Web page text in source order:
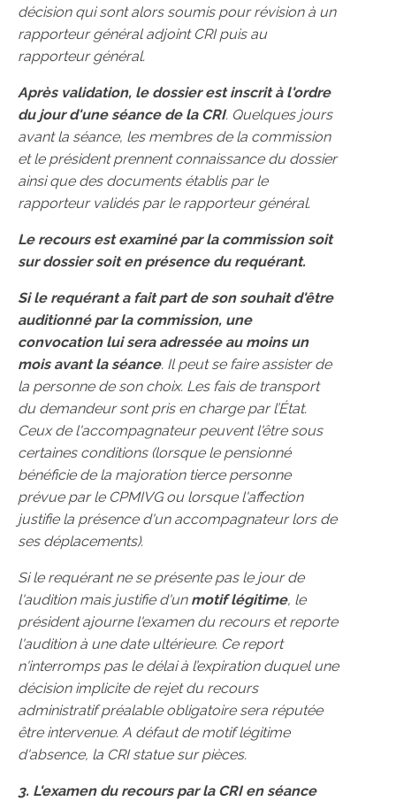
décision qui sont alors soumis pour révision à un
rapporteur général adjoint CRI puis au
rapporteur général.
Après validation, le dossier est inscrit à l'ordre
du jour d'une séance de la CRI. Quelques jours
avant la séance, les membres de la commission
et le président prennent connaissance du dossier
ainsi que des documents établis par le
rapporteur validés par le rapporteur général.
Le recours est examiné par la commission soit
sur dossier soit en présence du requérant.
Si le requérant a fait part de son souhait d'être
auditionné par la commission, une
convocation lui sera adressée au moins un
mois avant la séance. Il peut se faire assister de
la personne de son choix. Les fais de transport
du demandeur sont pris en charge par l’État.
Ceux de l'accompagnateur peuvent l'être sous
certaines conditions (lorsque le pensionné
bénéficie de la majoration tierce personne
prévue par le CPMIVG ou lorsque l'affection
justifie la présence d'un accompagnateur lors de
ses déplacements).
Si le requérant ne se présente pas le jour de
l'audition mais justifie d'un motif légitime, le
président ajourne l'examen du recours et reporte
l'audition à une date ultérieure. Ce report
n'interromps pas le délai à l’expiration duquel une
décision implicite de rejet du recours
administratif préalable obligatoire sera réputée
être intervenue. A défaut de motif légitime
d'absence, la CRI statue sur pièces.
3. L'examen du recours par la CRI en séance